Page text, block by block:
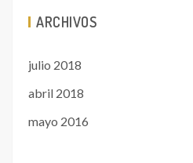
ARCHIVOS
julio 2018
abril 2018
mayo 2016